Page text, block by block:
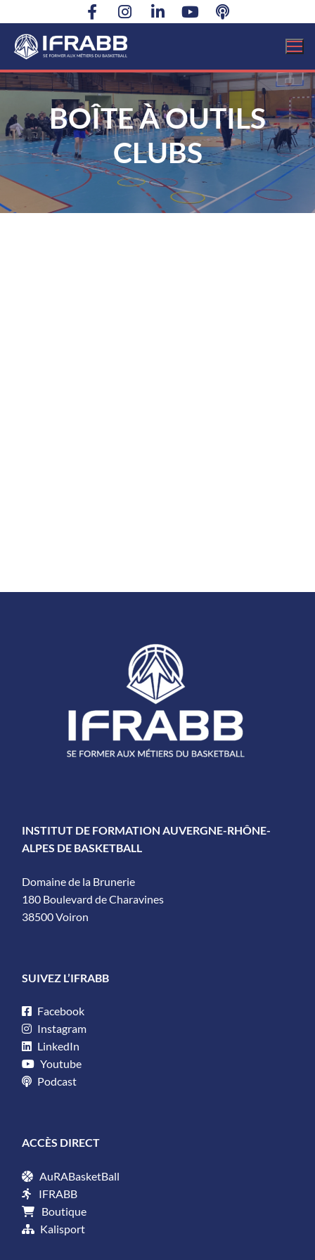
BOÎTE À OUTILS
CLUBS
INSTITUT DE FORMATION AUVERGNE-RHÔNE-
ALPES DE BASKETBALL
Domaine de la Brunerie
180 Boulevard de Charavines
38500 Voiron
SUIVEZ L’IFRABB
Facebook
Instagram
LinkedIn
Youtube
Podcast
ACCÈS DIRECT
AuRABasketBall
IFRABB
Boutique
Kalisport